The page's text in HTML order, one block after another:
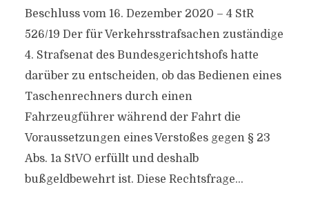
Beschluss vom 16. Dezember 2020 – 4 StR
526/19 Der für Verkehrsstrafsachen zuständige
4. Strafsenat des Bundesgerichtshofs hatte
darüber zu entscheiden, ob das Bedienen eines
Taschenrechners durch einen
Fahrzeugführer während der Fahrt die
Voraussetzungen eines Verstoßes gegen § 23
Abs. 1a StVO erfüllt und deshalb
bußgeldbewehrt ist. Diese Rechtsfrage...